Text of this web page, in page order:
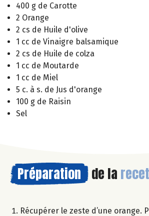
400 g de Carotte
2 Orange
2 cs de Huile d'olive
1 cc de Vinaigre balsamique
2 cs de Huile de colza
1 cc de Moutarde
1 cc de Miel
5 c. à s. de Jus d'orange
100 g de Raisin
Sel
Préparation de la
Récupérer le zeste d’une orange.